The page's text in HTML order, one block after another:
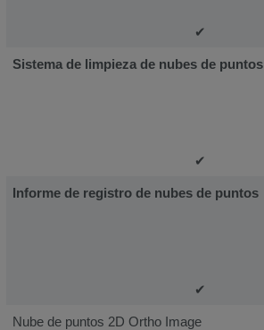
✔
Sistema de limpieza de nubes de puntos
✔
Informe de registro de nubes de puntos
✔
Nube de puntos 2D Ortho Image